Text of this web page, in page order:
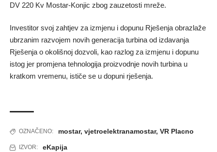
DV 220 Kv Mostar-Konjic zbog zauzetosti mreže.
Investitor svoj zahtjev za izmjenu i dopunu Rješenja obrazlaže
ubrzanim razvojem novih generacija turbina od izdavanja
Rješenja o okolišnoj dozvoli, kao razlog za izmjenu i dopunu
istog jer promjena tehnologija proizvodnje novih turbina u
kratkom vremenu, ističe se u dopuni rješenja.
OZNAČENO: mostar, vjetroelektranamostar, VR Placno
IZVOR: eKapija